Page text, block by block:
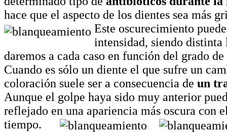
hace que el aspecto de los dientes sea más
Este oscurecimiento
intensidad, siendo distinta
daremos a cada caso en función del grado
Cuando es sólo un diente el que sufre un
coloración suele ser a consecuencia de un
Aunque el golpe haya sido muy anterior
reflejado en una apariencia más oscura con
tiempo.